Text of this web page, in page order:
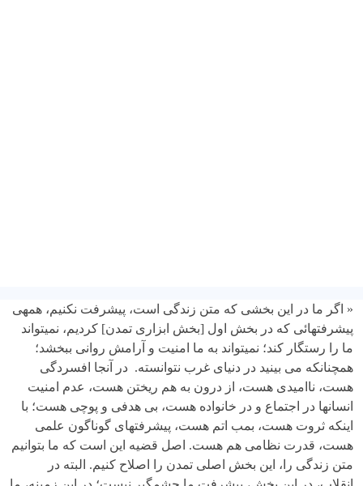
« اگر ما در این بخشى که متن زندگى است، پیشرفت نکنیم، همه­ی
پیشرفتهائى که در بخش اول [بخش ابزاری تمدن] کردیم، نمیتواند
ما را رستگار کند؛ نمیتواند به ما امنیت و آرامش روانى ببخشد؛
همچنانکه مى بینید در دنیاى غرب نتوانسته. در آنجا افسردگى
هست، ناامیدى هست، از درون به هم ریختن هست، عدم امنیت
انسانها در اجتماع و در خانواده هست، بى هدفى و پوچى هست؛ با
اینکه ثروت هست، بمب اتم هست، پیشرفتهاى گوناگون علمى
هست، قدرت نظامى هم هست. اصل قضیه این است که ما بتوانیم
متن زندگى را، این بخش اصلى تمدن را اصلاح کنیم. البته در